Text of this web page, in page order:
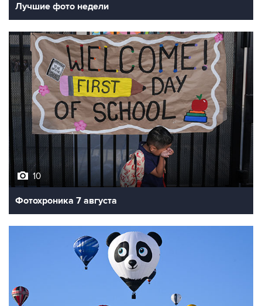
Лучшие фото недели
10
Фотохроника 7 августа